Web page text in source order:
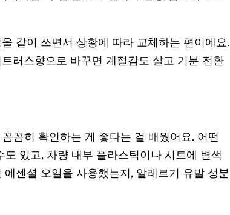
같이 쓰면서 상황에 따라 교체하는 편이에요.
러스향으로 바꾸면 계절감도 살고 기분 전환
꼼히 확인하는 게 좋다는 걸 배웠어요. 어떤
있고, 차량 내부 플라스틱이나 시트에 변색
센셜 오일을 사용했는지, 알레르기 유발 성분